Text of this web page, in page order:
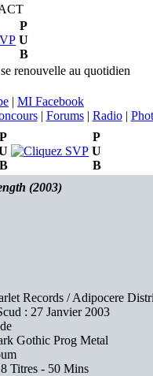
P
U
B
renouvelle au quotidien
| MI Facebook
| Forums| Radio|
P
B
P
U
B
(2003)
Records / Adipocere
: 27 Janvier 2003
Gothic Prog Metal
Titres - 50 Mins